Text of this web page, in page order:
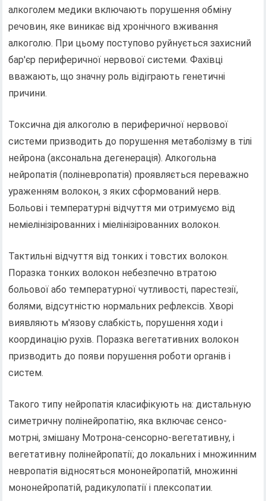
алкоголем медики включають порушення обміну
речовин, яке виникає від хронічного вживання
алкоголю. При цьому поступово руйнується захисний
бар'єр периферичної нервової системи. Фахівці
вважають, що значну роль відіграють генетичні
причини.
Токсична дія алкоголю в периферичної нервової
системи призводить до порушення метаболізму в тілі
нейрона (аксональна дегенерація). Алкогольна
нейропатія (поліневропатія) проявляється переважно
ураженням волокон, з яких сформований нерв.
Больові і температурні відчуття ми отримуємо від
неміелінізірованних і міелінізірованних волокон.
Тактильні відчуття від тонких і товстих волокон.
Поразка тонких волокон небезпечно втратою
больової або температурної чутливості, парестезії,
болями, відсутністю нормальних рефлексів. Хворі
виявляють м'язову слабкість, порушення ходи і
координацію рухів. Поразка вегетативних волокон
призводить до появи порушення роботи органів і
систем.
Такого типу нейропатія класифікують на: дистальную
симетричну полінейропатію, яка включає сенсо-
мотрні, змішану Мотрона-сенсорно-вегетативну, і
вегетативну полінейропатії; до локальних і множинним
невропатія відносяться мононейропатій, множинні
мононейропатій, радикулопатії і плексопатии.